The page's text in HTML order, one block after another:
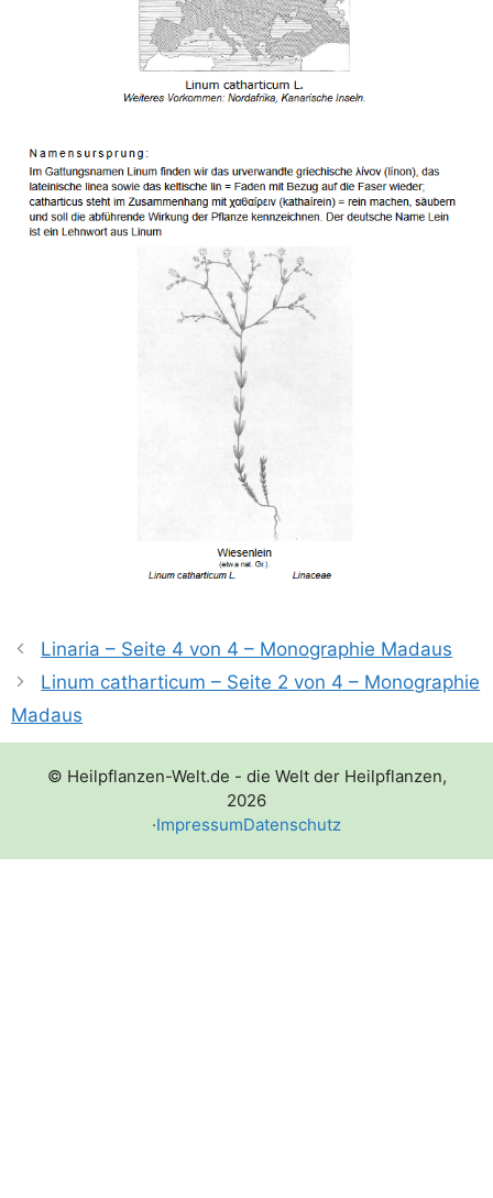
Linaria – Seite 4 von 4 – Monographie Madaus
Linum catharticum – Seite 2 von 4 – Monographie
Madaus
© Heilpflanzen-Welt.de - die Welt der Heilpflanzen,
2026
·ImpressumDatenschutz